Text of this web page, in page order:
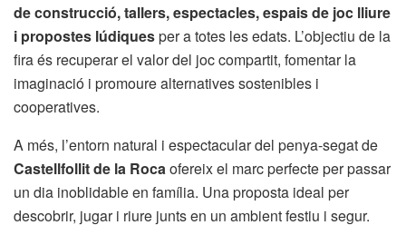
de construcció, tallers, espectacles, espais de joc lliure
i propostes lúdiquesper a totes les edats. L’objectiu de la
fira és recuperar el valor del joc compartit, fomentar la
imaginació i promoure alternatives sostenibles i
cooperatives.
A més, l’entorn natural i espectacular del penya-segat de
Castellfollit de la Rocaofereix el marc perfecte per passar
un dia inoblidable en família. Una proposta ideal per
descobrir, jugar i riure junts en un ambient festiu i segur.